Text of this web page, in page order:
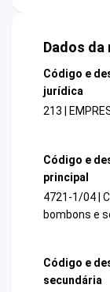
Dados da
Código e
jurídica
213 |
Código e
principal
4721-1/04 |
bombons e
Código e
secundária